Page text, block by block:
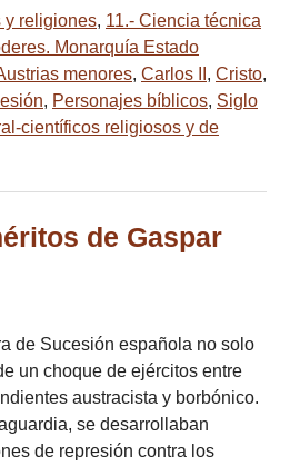
y religiones, 11.- Ciencia técnica
Monarquía Estado
menores, Carlos II , Cristo,
, Personajes bíblicos, Siglo
científicos religiosos y de
de Gaspar
de Sucesión española no solo
un choque de ejércitos entre
austracista y borbónico.
se desarrollaban
de represión contra los